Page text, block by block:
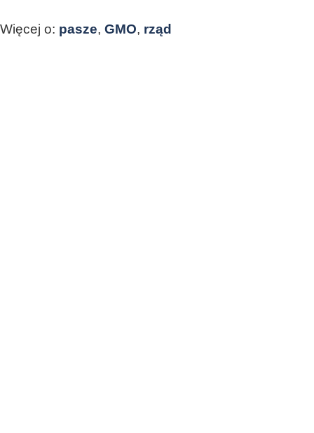
Więcej o: pasze, GMO, rząd